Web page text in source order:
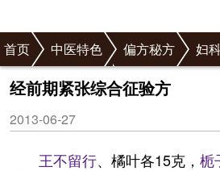
首页 中医特色 偏方秘方
妇
月经病偏方秘方
经前期紧张综合征验方
2013-06-27
王不留行、橘叶各15克， 栀